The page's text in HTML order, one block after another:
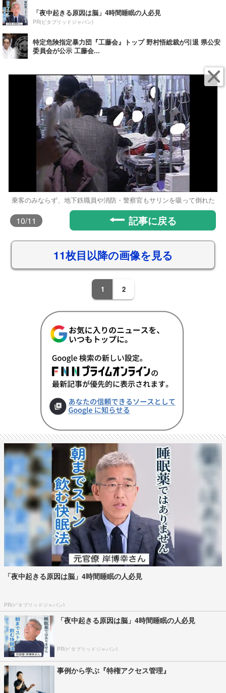
「夜中起きる原因は脳」4時間睡眠の人必見
PR(ビタブリッドジャパン)
特定危険指定暴力団『工藤会』トップ 野村悟総裁が引退 県公安
委員会が公示 工藤会...
乗客のみならず、地下鉄職員や消防・警察官もサリンを吸って倒れた
10/11 記事に戻る
11枚目以降の画像を見る
1 2
「夜中起きる原因は脳」4時間睡眠の人必見
PR(ビタブリッドジャパン)
「夜中起きる原因は脳」4時間睡眠の人必見
PR(ビタブリッドジャパン)
事例から学ぶ『特権アクセス管理』